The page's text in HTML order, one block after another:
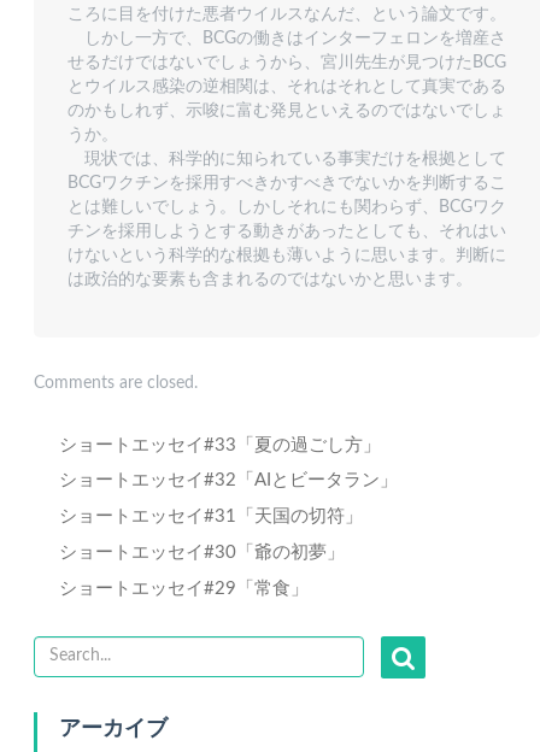
ころに目を付けた悪者ウイルスなんだ、という論文です。
しかし一方で、BCGの働きはインターフェロンを増産さ
せるだけではないでしょうから、宮川先生が見つけたBCG
とウイルス感染の逆相関は、それはそれとして真実である
のかもしれず、示唆に富む発見といえるのではないでしょ
うか。
現状では、科学的に知られている事実だけを根拠として
BCGワクチンを採用すべきかすべきでないかを判断するこ
とは難しいでしょう。しかしそれにも関わらず、BCGワク
チンを採用しようとする動きがあったとしても、それはい
けないという科学的な根拠も薄いように思います。判断に
は政治的な要素も含まれるのではないかと思います。
Comments are closed.
ショートエッセイ#33「夏の過ごし方」
ショートエッセイ#32「AIとビータラン」
ショートエッセイ#31「天国の切符」
ショートエッセイ#30「爺の初夢」
ショートエッセイ#29「常食」
アーカイブ